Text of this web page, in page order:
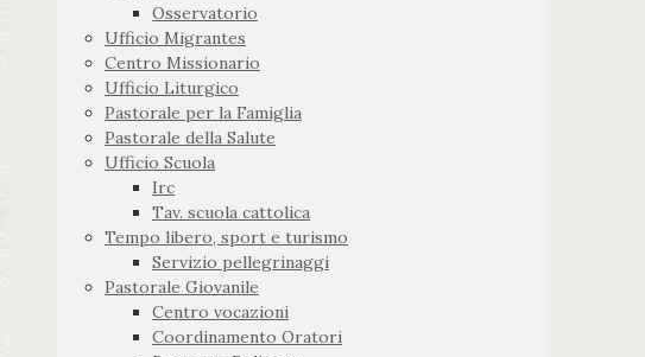
Osservatorio
Ufficio Migrantes
Centro Missionario
Ufficio Liturgico
Pastorale per la Famiglia
Pastorale della Salute
Ufficio Scuola
Irc
Tav. scuola cattolica
Tempo libero, sport e turismo
Servizio pellegrinaggi
Pastorale Giovanile
Centro vocazioni
Coordinamento Oratori